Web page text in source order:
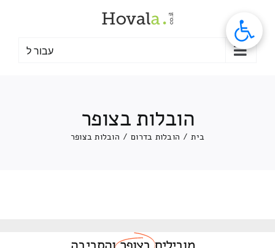
עבור ל
הובלות בצופר
בית / הובלות בדרום / הובלות בצופר